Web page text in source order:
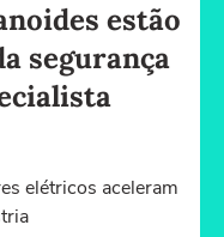
estão
segurança
elétricos aceleram